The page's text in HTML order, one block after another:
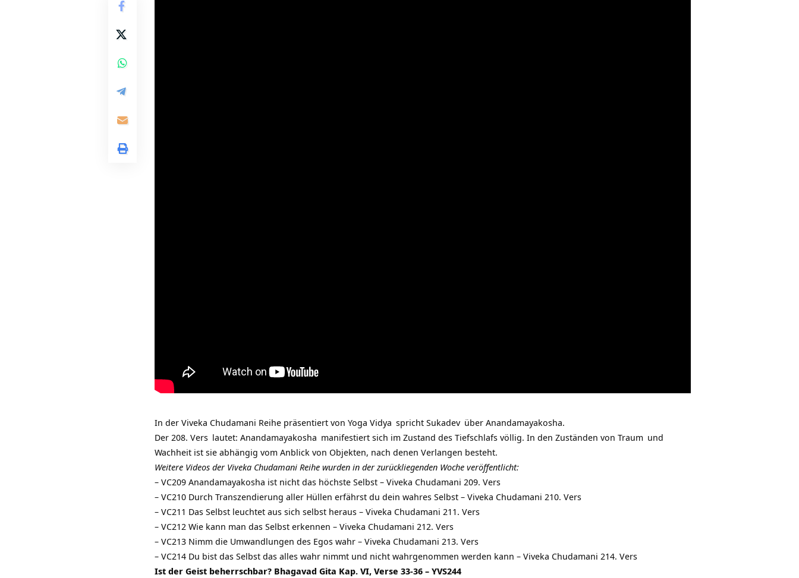
In der Viveka Chudamani Reihe präsentiert von Yoga Vidya spricht Sukadev über Anandamayakosha.
Der 208. Vers lautet: Anandamayakosha manifestiert sich im Zustand des Tiefschlafs völlig. In den Zuständen von Traum und
Wachheit ist sie abhängig vom Anblick von Objekten, nach denen Verlangen besteht.
Weitere Videos der Viveka Chudamani Reihe wurden in der zurückliegenden Woche veröffentlicht:
– VC209 Anandamayakosha ist nicht das höchste Selbst – Viveka Chudamani 209. Vers
– VC210 Durch Transzendierung aller Hüllen erfährst du dein wahres Selbst – Viveka Chudamani 210. Vers
– VC211 Das Selbst leuchtet aus sich selbst heraus – Viveka Chudamani 211. Vers
– VC212 Wie kann man das Selbst erkennen – Viveka Chudamani 212. Vers
– VC213 Nimm die Umwandlungen des Egos wahr – Viveka Chudamani 213. Vers
– VC214 Du bist das Selbst das alles wahr nimmt und nicht wahrgenommen werden kann – Viveka Chudamani 214. Vers
Ist der Geist beherrschbar? Bhagavad Gita Kap. VI, Verse 33-36 – YVS244